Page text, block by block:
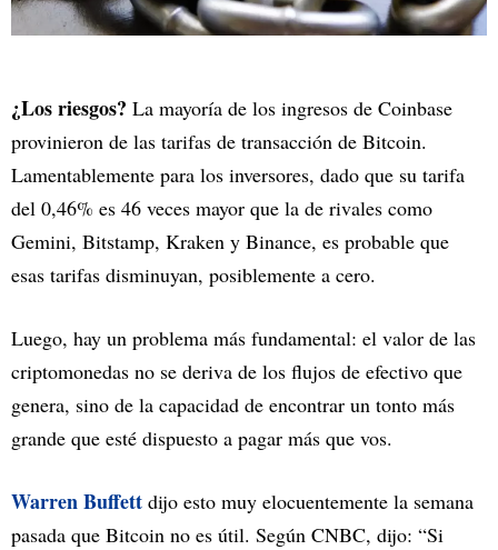
¿Los riesgos? La mayoría de los ingresos de Coinbase
provinieron de las tarifas de transacción de Bitcoin.
Lamentablemente para los inversores, dado que su tarifa
del 0,46% es 46 veces mayor que la de rivales como
Gemini, Bitstamp, Kraken y Binance, es probable que
esas tarifas disminuyan, posiblemente a cero.
Luego, hay un problema más fundamental: el valor de las
criptomonedas no se deriva de los flujos de efectivo que
genera, sino de la capacidad de encontrar un tonto más
grande que esté dispuesto a pagar más que vos.
Warren Buffett dijo esto muy elocuentemente la semana
pasada que Bitcoin no es útil. Según CNBC, dijo: “Si